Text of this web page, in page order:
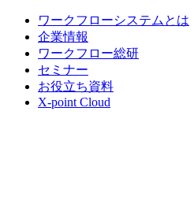
ワークフローシステムとは
企業情報
ワークフロー総研
セミナー
お役立ち資料
X-point Cloud